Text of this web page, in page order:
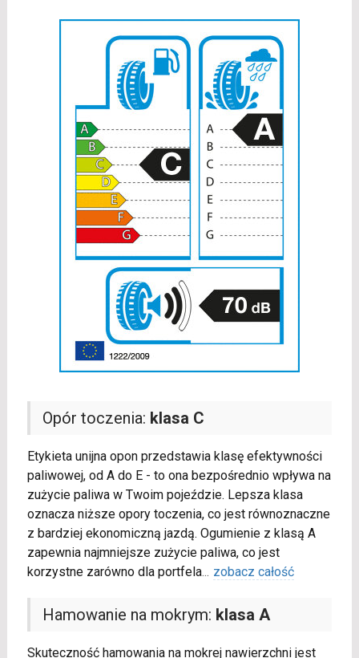
Opór toczenia: klasa C
Etykieta unijna opon przedstawia klasę efektywności
paliwowej, od A do E - to ona bezpośrednio wpływa na
zużycie paliwa w Twoim pojeździe. Lepsza klasa
oznacza niższe opory toczenia, co jest równoznaczne
z bardziej ekonomiczną jazdą. Ogumienie z klasą A
zapewnia najmniejsze zużycie paliwa, co jest
korzystne zarówno dla portfela... zobacz całość
Hamowanie na mokrym: klasa A
Skuteczność hamowania na mokrej nawierzchni jest